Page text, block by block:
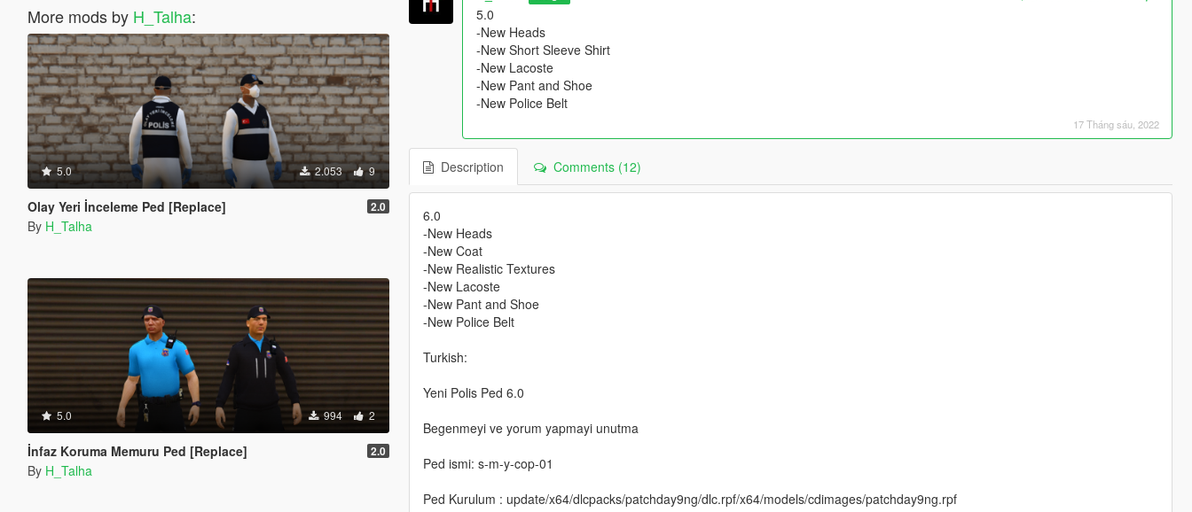
More mods by H_Talha:
5.0 2.053 9
Olay Yeri İnceleme Ped [Replace] 2.0
By H_Talha
5.0 994 2
İnfaz Koruma Memuru Ped [Replace] 2.0
By H_Talha
5.0
-New Heads
-New Short Sleeve Shirt
-New Lacoste
-New Pant and Shoe
-New Police Belt
17 Tháng sáu, 2022
Description Comments (12)
6.0
-New Heads
-New Coat
-New Realistic Textures
-New Lacoste
-New Pant and Shoe
-New Police Belt
Turkish:
Yeni Polis Ped 6.0
Begenmeyi ve yorum yapmayi unutma
Ped ismi: s-m-y-cop-01
Ped Kurulum : update/x64/dlcpacks/patchday9ng/dlc.rpf/x64/models/cdimages/patchday9ng.rpf